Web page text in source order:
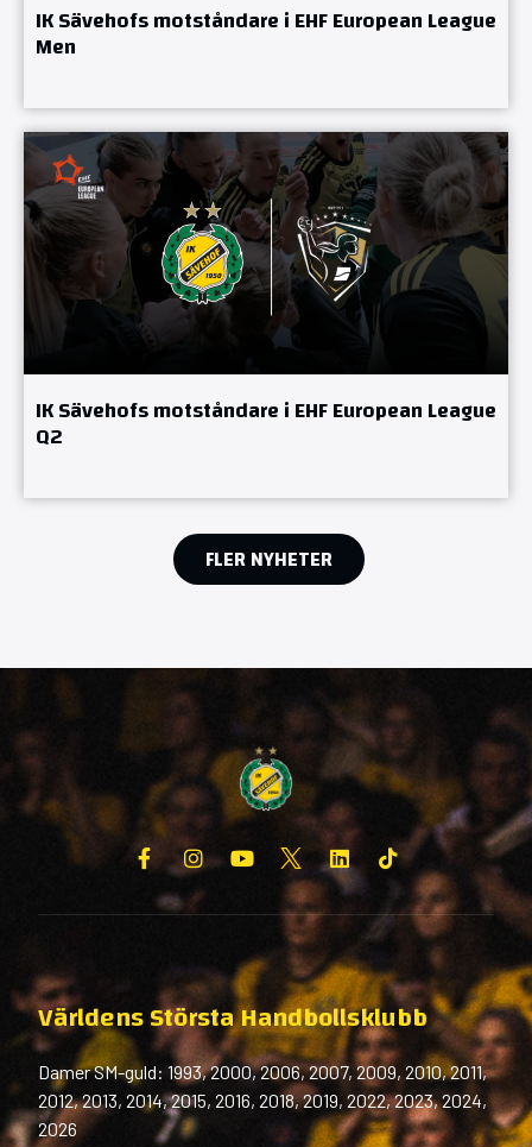
IK Sävehofs motståndare i EHF European League
Men
IK Sävehofs motståndare i EHF European League
Q2
FLER NYHETER
Världens Största Handbollsklubb
Damer SM-guld: 1993, 2000, 2006, 2007, 2009, 2010, 2011,
2012, 2013, 2014, 2015, 2016, 2018, 2019, 2022, 2023, 2024,
2026